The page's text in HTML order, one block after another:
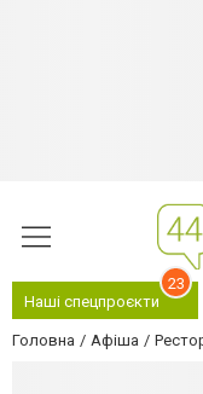
Наші спецпроєкти
23
Головна Афіша